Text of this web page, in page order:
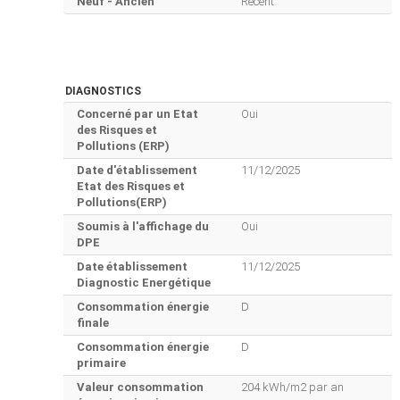
DIAGNOSTICS
Concerné par un Etat
des Risques et
Pollutions (ERP)
Oui
Date d'établissement
Etat des Risques et
Pollutions(ERP)
11/12/2025
Soumis à l'affichage du
DPE
Oui
Date établissement
Diagnostic Energétique
11/12/2025
Consommation énergie
finale
D
Consommation énergie
primaire
D
Valeur consommation
204 kWh/m2 par an